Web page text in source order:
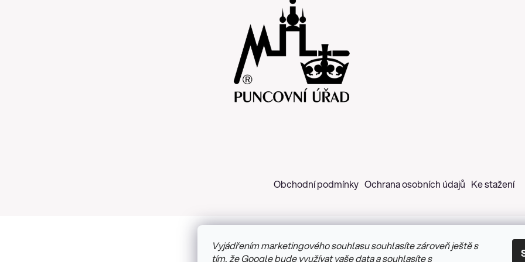
Vyjádřením marketingového souhlasu souhlasíte zároveň ještě s
tím, že Google bude využívat vaše data a souhlasíte s
Obchodní podmínky Ochrana osobních údajů Ke stažení
Copyright 2026Z&H Růžičková. Všechna práva vyhrazena. Upravit